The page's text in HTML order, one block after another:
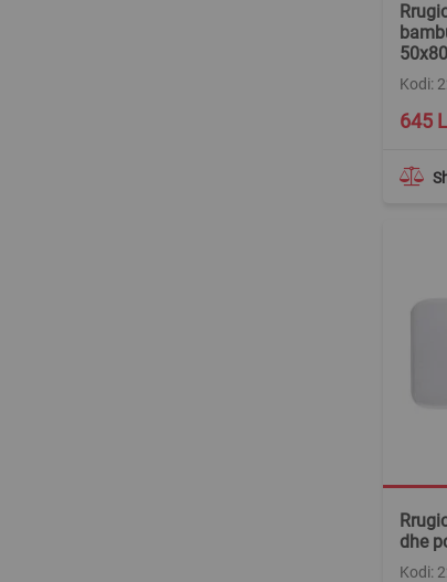
Kodi:
645
dhe
Kodi: